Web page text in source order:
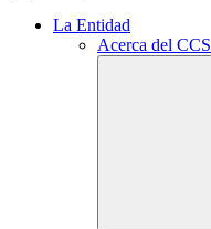
La Entidad
Acerca del CCS